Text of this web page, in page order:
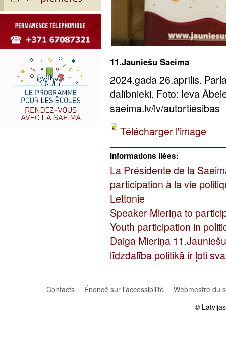
11.Jauniešu Saeima
2024.gada 26.aprīlis.
dalībnieki. Foto: Ieva
saeima.lv/lv/autortiesibas
Télécharger l'image
Informations liées:
La Présidente de la
participation à la vie
Lettonie
Speaker Mieriņa to
Youth participation in
Daiga Mieriņa
līdzdalība politikā ir ļoti
Contacts Énoncé sur l’accessibilité
Webmestre du
©